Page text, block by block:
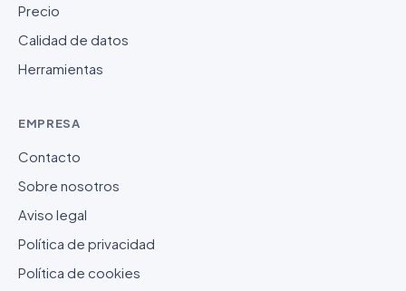
Precio
Calidad de datos
Herramientas
EMPRESA
Contacto
Sobre nosotros
Aviso legal
Política de privacidad
Política de cookies